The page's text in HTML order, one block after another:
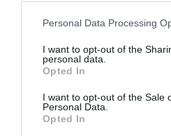
Please note that this website/app
not limited to your visit or usage
grant or deny consent to Google
use your data for below specified
consent section.
Personal Data Processing
I want to opt-out of the
personal data.
Opted In
I want to opt-out of the Sale
Personal Data.
Opted In
Armony Floor:
proposta costruita